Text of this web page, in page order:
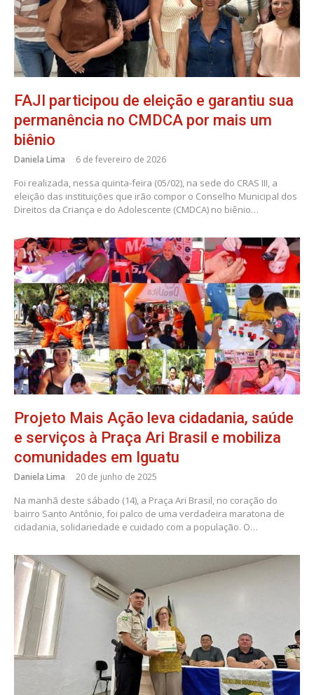
FAJI participou de eleição e garantiu sua
permanência no CMDCA por mais um
biênio
Daniela Lima 6 de fevereiro de 2026
Foi realizada, nessa quinta-feira (05/02), na sede do CRAS III, a
eleição das instituições que irão compor o Conselho Municipal dos
Direitos da Criança e do Adolescente (CMDCA) no biênio…
Projeto Mais Ação leva cidadania, saúde
e serviços à Praça Ari Brasil e mobiliza
comunidades em Iguatu
Daniela Lima 20 de junho de 2025
Na manhã deste sábado (14), a Praça Ari Brasil, no coração do
bairro Santo Antônio, foi palco de uma verdadeira maratona de
cidadania, solidariedade e cuidado com a população. O…